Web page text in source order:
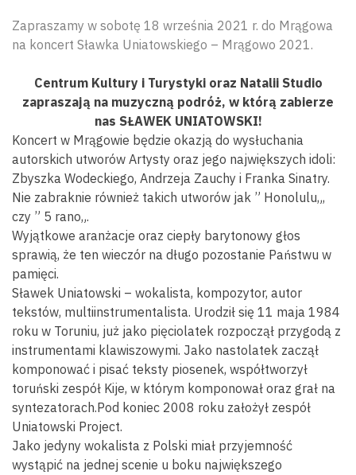
Zapraszamy w sobotę 18 września 2021 r. do Mrągowa
na koncert Sławka Uniatowskiego – Mrągowo 2021.
Centrum Kultury i Turystyki oraz Natalii Studio
zapraszają na muzyczną podróż, w którą zabierze
nas SŁAWEK UNIATOWSKI!
Koncert w Mrągowie będzie okazją do wysłuchania
autorskich utworów Artysty oraz jego największych idoli:
Zbyszka Wodeckiego, Andrzeja Zauchy i Franka Sinatry.
Nie zabraknie również takich utworów jak ” Honolulu„,
czy ” 5 rano„.
Wyjątkowe aranżacje oraz ciepły barytonowy głos
sprawią, że ten wieczór na długo pozostanie Państwu w
pamięci.
Sławek Uniatowski – wokalista, kompozytor, autor
tekstów, multiinstrumentalista. Urodził się 11 maja 1984
roku w Toruniu, już jako pięciolatek rozpoczął przygodą z
instrumentami klawiszowymi. Jako nastolatek zaczął
komponować i pisać teksty piosenek, współtworzył
toruński zespół Kije, w którym komponował oraz grał na
syntezatorach.Pod koniec 2008 roku założył zespół
Uniatowski Project.
Jako jedyny wokalista z Polski miał przyjemność
wystąpić na jednej scenie u boku największego